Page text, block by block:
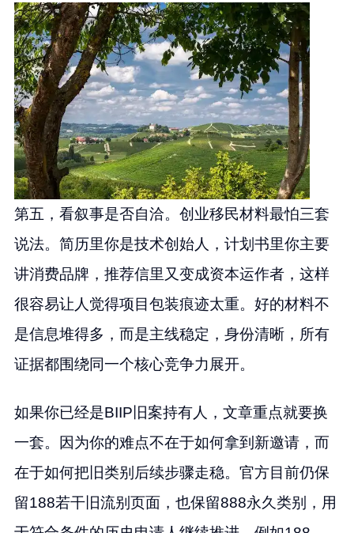
第五，看叙事是否自洽。创业移民材料最怕三套
说法。简历里你是技术创始人，计划书里你主要
讲消费品牌，推荐信里又变成资本运作者，这样
很容易让人觉得项目包装痕迹太重。好的材料不
是信息堆得多，而是主线稳定，身份清晰，所有
证据都围绕同一个核心竞争力展开。
如果你已经是BIIP旧案持有人，文章重点就要换
一套。因为你的难点不在于如何拿到新邀请，而
在于如何把旧类别后续步骤走稳。官方目前仍保
留188若干旧流别页面，也保留888永久类别，用